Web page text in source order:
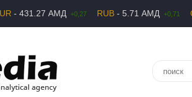
- 431.27 АМД +0,27 RUB - 5.71 АМД +0,71